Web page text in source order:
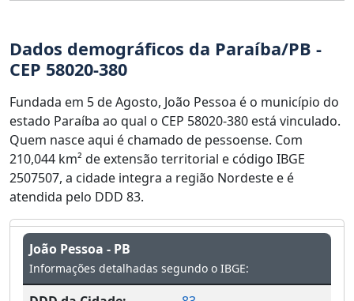
Dados demográficos da Paraíba/PB -
CEP 58020-380
Fundada em 5 de Agosto, João Pessoa é o município do
estado Paraíba ao qual o CEP 58020-380 está vinculado.
Quem nasce aqui é chamado de pessoense. Com
210,044 km² de extensão territorial e código IBGE
2507507, a cidade integra a região Nordeste e é
atendida pelo DDD 83.
João Pessoa - PB
Informações detalhadas segundo o IBGE: